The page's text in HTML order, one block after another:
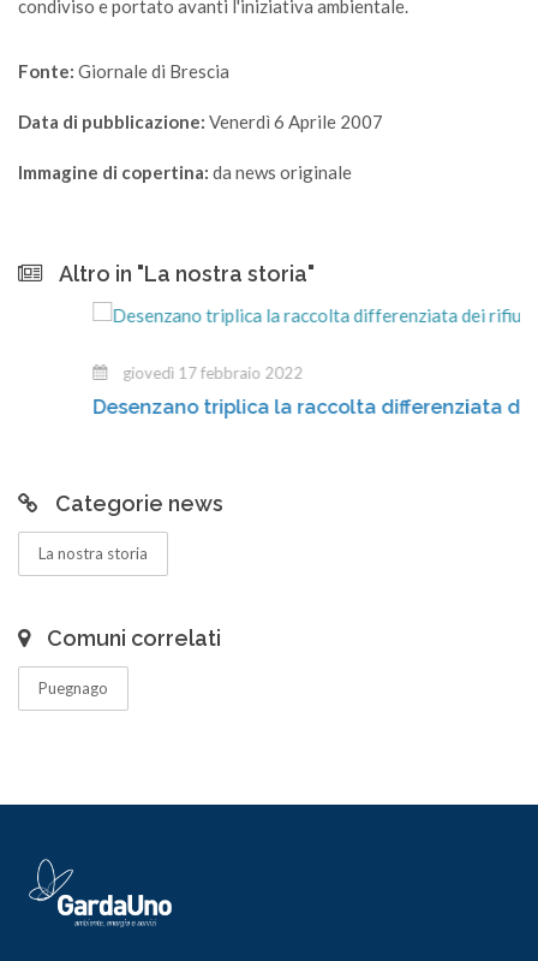
condiviso e portato avanti l'iniziativa ambientale.
Fonte: Giornale di Brescia
Data di pubblicazione: Venerdì 6 Aprile 2007
Immagine di copertina: da news originale
Altro in "La nostra storia"
giovedì 17 febbraio 2022
Desenzano triplica la raccolta differenziata dei
Categorie news
La nostra storia
Comuni correlati
Puegnago